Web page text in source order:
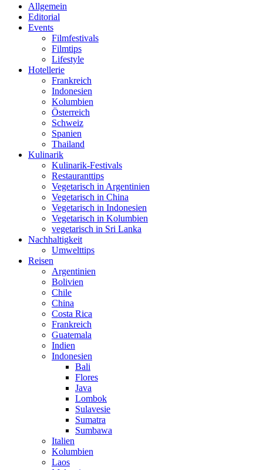
Allgemein
Editorial
Events
Filmfestivals
Filmtips
Lifestyle
Hotellerie
Frankreich
Indonesien
Kolumbien
Österreich
Schweiz
Spanien
Thailand
Kulinarik
Kulinarik-Festivals
Restauranttips
Vegetarisch in Argentinien
Vegetarisch in China
Vegetarisch in Indonesien
Vegetarisch in Kolumbien
vegetarisch in Sri Lanka
Nachhaltigkeit
Umwelttips
Reisen
Argentinien
Bolivien
Chile
China
Costa Rica
Frankreich
Guatemala
Indien
Indonesien
Bali
Flores
Java
Lombok
Sulavesie
Sumatra
Sumbawa
Italien
Kolumbien
Laos